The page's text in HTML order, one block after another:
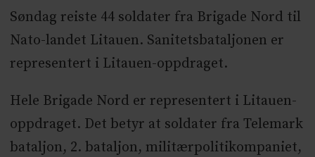
Søndag reiste 44 soldater fra Brigade Nord til
Nato-landet Litauen. Sanitetsbataljonen er
representert i Litauen-oppdraget.
Hele Brigade Nord er representert i Litauen-
oppdraget. Det betyr at soldater fra Telemark
bataljon, 2. bataljon, militærpolitikompaniet,